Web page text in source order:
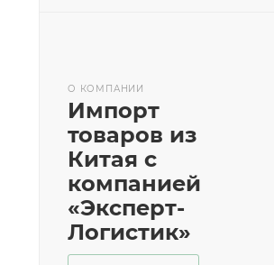
О КОМПАНИИ
Импорт
товаров из
Китая с
компанией
«Эксперт-
Логистик»